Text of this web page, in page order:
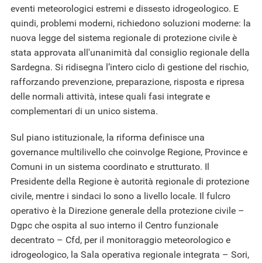
eventi meteorologici estremi e dissesto idrogeologico. E
quindi, problemi moderni, richiedono soluzioni moderne: la
nuova legge del sistema regionale di protezione civile è
stata approvata all'unanimità dal consiglio regionale della
Sardegna. Si ridisegna l’intero ciclo di gestione del rischio,
rafforzando prevenzione, preparazione, risposta e ripresa
delle normali attività, intese quali fasi integrate e
complementari di un unico sistema.
Sul piano istituzionale, la riforma definisce una
governance multilivello che coinvolge Regione, Province e
Comuni in un sistema coordinato e strutturato. Il
Presidente della Regione è autorità regionale di protezione
civile, mentre i sindaci lo sono a livello locale. Il fulcro
operativo è la Direzione generale della protezione civile –
Dgpc che ospita al suo interno il Centro funzionale
decentrato – Cfd, per il monitoraggio meteorologico e
idrogeologico, la Sala operativa regionale integrata – Sori,